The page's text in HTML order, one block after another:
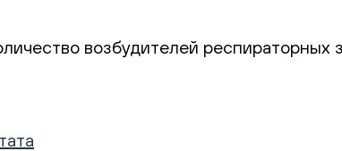
возбудителей респираторных